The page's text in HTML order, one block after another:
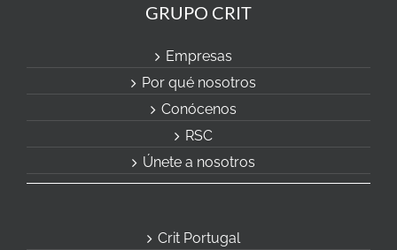
GRUPO CRIT
Empresas
Por qué nosotros
Conócenos
RSC
Únete a nosotros
Crit Portugal